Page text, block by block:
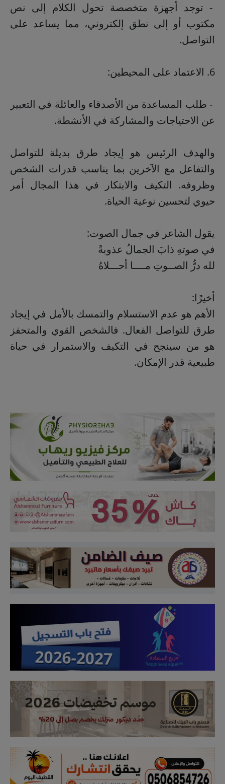
- توجد أجهزة متخصصة تحول الكلام إلى نص
مكتوب أو إلى نطق إلكتروني، مما يساعد على
التواصل.
6. الاعتماد على المحيطين:
- طلب المساعدة من الأصدقاء والعائلة في التعبير
عن الاحتياجات والمشاركة في الأنشطة.
والهدف الرئيس هو إيجاد طرق بديلة للتواصل
والتفاعل مع الآخرين بما يناسب قدرات الشخص
وظروفه. التكيف والابتكار في هذا المجال أمر
حيوي لتحسين نوعية الحياة.
يقول الشاعر في جمال الصوت:
في صوتهِ ذابَ الجمالُ عذوبةً
‏لله درُّ الصــوتِ مــــا أحـــلاهُ
أخيرًا:
الأهم هو عدم الاستسلام والتمسك بالأمل في إيجاد
طرق للتواصل الفعال. فالشخص القوي والمتحفز
هو من سينجح في التكيف والاستمرار في حياة
طبيعية قدر الإمكان.